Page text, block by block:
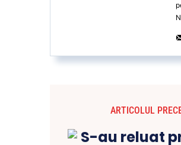
ARTICOLUL